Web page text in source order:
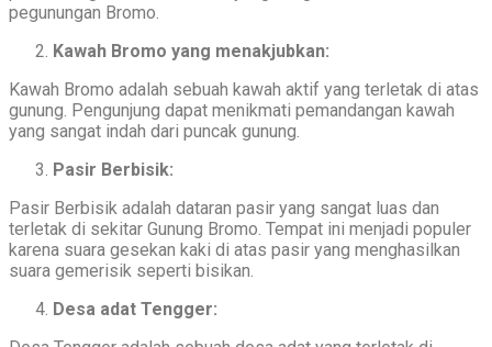
pegunungan Bromo.
Kawah Bromo yang menakjubkan:
Kawah Bromo adalah sebuah kawah aktif yang terletak di atas
gunung. Pengunjung dapat menikmati pemandangan kawah
yang sangat indah dari puncak gunung.
Pasir Berbisik:
Pasir Berbisik adalah dataran pasir yang sangat luas dan
terletak di sekitar Gunung Bromo. Tempat ini menjadi populer
karena suara gesekan kaki di atas pasir yang menghasilkan
suara gemerisik seperti bisikan.
Desa adat Tengger: